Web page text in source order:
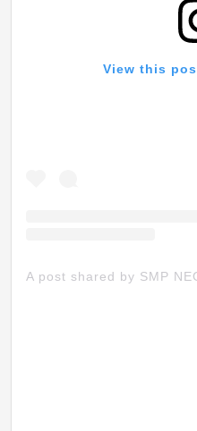
View this